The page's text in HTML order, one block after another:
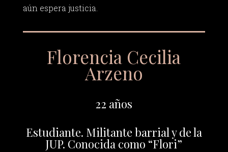
aún espera justicia.
Florencia Cecilia
Arzeno
22 años
Estudiante. Militante barrial y de la
JUP. Conocida como “Flori”